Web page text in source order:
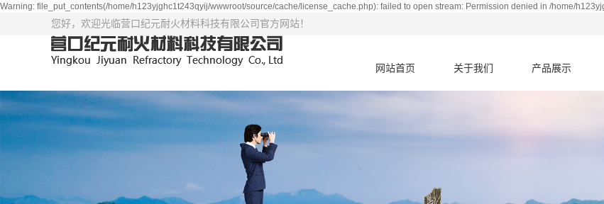
Warning: file_put_contents(/home/h123yjghc1t243qyij/wwwroot/source/cache/license_cache.php): failed to open stream: Permission denied in /home/
您好，欢迎光临营口纪元耐火材料科技有限公司官方网站！
网站首页 关于我们 产品展示